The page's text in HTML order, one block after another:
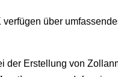
verfügen über
der Erstellung von